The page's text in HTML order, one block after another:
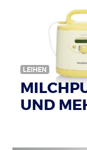
Bildquelle: © Tim Reckmann
LEIHEN
UND